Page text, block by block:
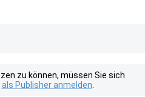
zu können, müssen Sie sich
als Publisher anmelden